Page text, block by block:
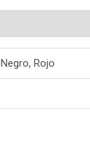
Rojo